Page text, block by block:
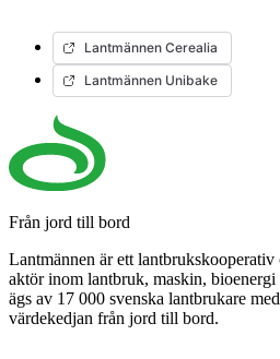
Lantmännen Cerealia
Lantmännen Unibake
Från jord till bord
Lantmännen är ett
aktör inom lantbruk, maskin,
ägs av 17 000 svenska lantbrukare
värdekedjan från jord till bord.